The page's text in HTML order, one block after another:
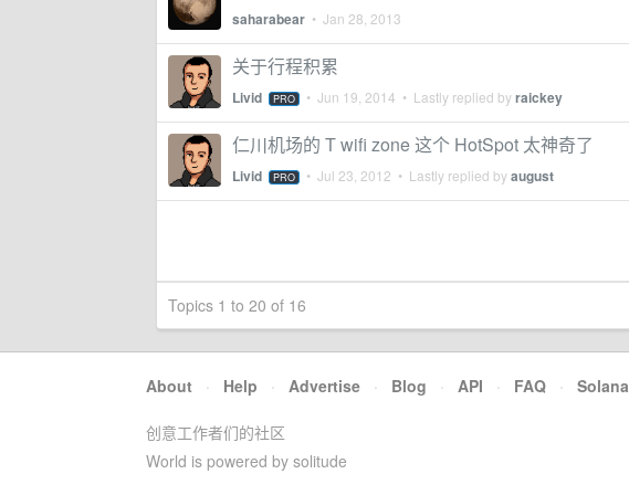
saharabear • Jan 28, 2013
关于行程积累
Livid PRO • Jun 19, 2014 • Lastly replied byraickey
仁川机场的 T wifi zone 这个 HotSpot 太神奇了
Livid PRO • Jul 23, 2012 • Lastly replied byaugust
Topics 1 to 20 of 16
About · Help · Advertise · Blog · API · FAQ · Solana
创意工作者们的社区
World is powered by solitude